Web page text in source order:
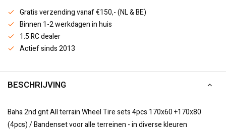
Gratis verzending vanaf €150,- (NL & BE)
Binnen 1-2 werkdagen in huis
1:5 RC dealer
Actief sinds 2013
BESCHRIJVING
Baha 2nd gnt All terrain Wheel Tire sets 4pcs 170x60 +170x80
(4pcs) / Bandenset voor alle terreinen - in diverse kleuren